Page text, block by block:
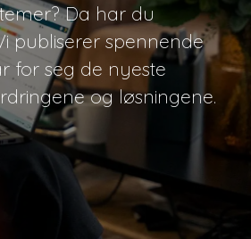
Da har du
publiserer spennende
for seg de nyeste
og løsningene.